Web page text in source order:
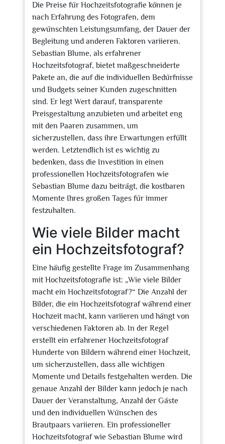
Die Preise für Hochzeitsfotografie können je
nach Erfahrung des Fotografen, dem
gewünschten Leistungsumfang, der Dauer der
Begleitung und anderen Faktoren variieren.
Sebastian Blume, als erfahrener
Hochzeitsfotograf, bietet maßgeschneiderte
Pakete an, die auf die individuellen Bedürfnisse
und Budgets seiner Kunden zugeschnitten
sind. Er legt Wert darauf, transparente
Preisgestaltung anzubieten und arbeitet eng
mit den Paaren zusammen, um
sicherzustellen, dass ihre Erwartungen erfüllt
werden. Letztendlich ist es wichtig zu
bedenken, dass die Investition in einen
professionellen Hochzeitsfotografen wie
Sebastian Blume dazu beiträgt, die kostbaren
Momente Ihres großen Tages für immer
festzuhalten.
Wie viele Bilder macht
ein Hochzeitsfotograf?
Eine häufig gestellte Frage im Zusammenhang
mit Hochzeitsfotografie ist: „Wie viele Bilder
macht ein Hochzeitsfotograf?“ Die Anzahl der
Bilder, die ein Hochzeitsfotograf während einer
Hochzeit macht, kann variieren und hängt von
verschiedenen Faktoren ab. In der Regel
erstellt ein erfahrener Hochzeitsfotograf
Hunderte von Bildern während einer Hochzeit,
um sicherzustellen, dass alle wichtigen
Momente und Details festgehalten werden. Die
genaue Anzahl der Bilder kann jedoch je nach
Dauer der Veranstaltung, Anzahl der Gäste
und den individuellen Wünschen des
Brautpaars variieren. Ein professioneller
Hochzeitsfotograf wie Sebastian Blume wird